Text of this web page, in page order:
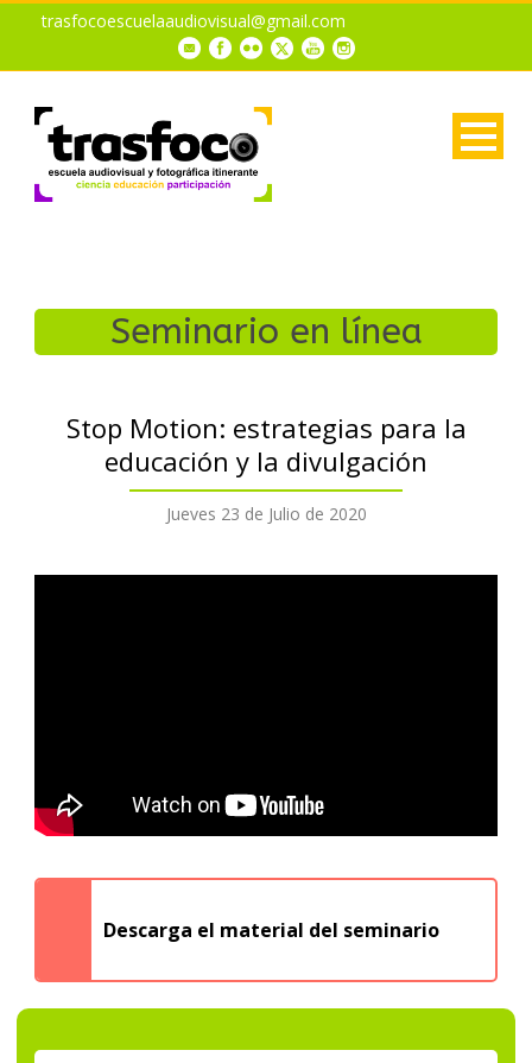
trasfocoescuelaaudiovisual@gmail.com
Seminario en línea
Stop Motion: estrategias para la
educación y la divulgación
Jueves 23 de Julio de 2020
Descarga el material del seminario